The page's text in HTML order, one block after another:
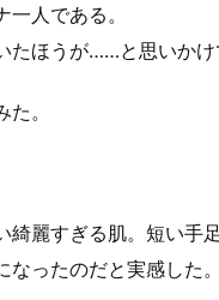
人である。
ほうが……と思いかけ
。
麗すぎる肌。短い手足
ったのだと実感した。